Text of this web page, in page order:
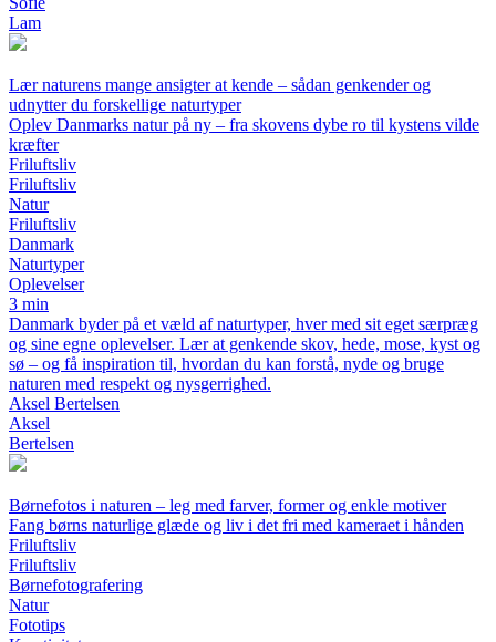
Lam
Lær naturens mange ansigter at kende – sådan genkender og
udnytter du forskellige naturtyper
Oplev Danmarks natur på ny – fra skovens dybe ro til kystens vilde
kræfter
Friluftsliv
Friluftsliv
Natur
Friluftsliv
Danmark
Naturtyper
Oplevelser
3 min
Danmark byder på et væld af naturtyper, hver med sit eget særpræg
og sine egne oplevelser. Lær at genkende skov, hede, mose, kyst og
sø – og få inspiration til, hvordan du kan forstå, nyde og bruge
naturen med respekt og nysgerrighed.
Aksel Bertelsen
Aksel
Bertelsen
Børnefotos i naturen – leg med farver, former og enkle motiver
Fang børns naturlige glæde og liv i det fri med kameraet i hånden
Friluftsliv
Friluftsliv
Børnefotografering
Natur
Fototips